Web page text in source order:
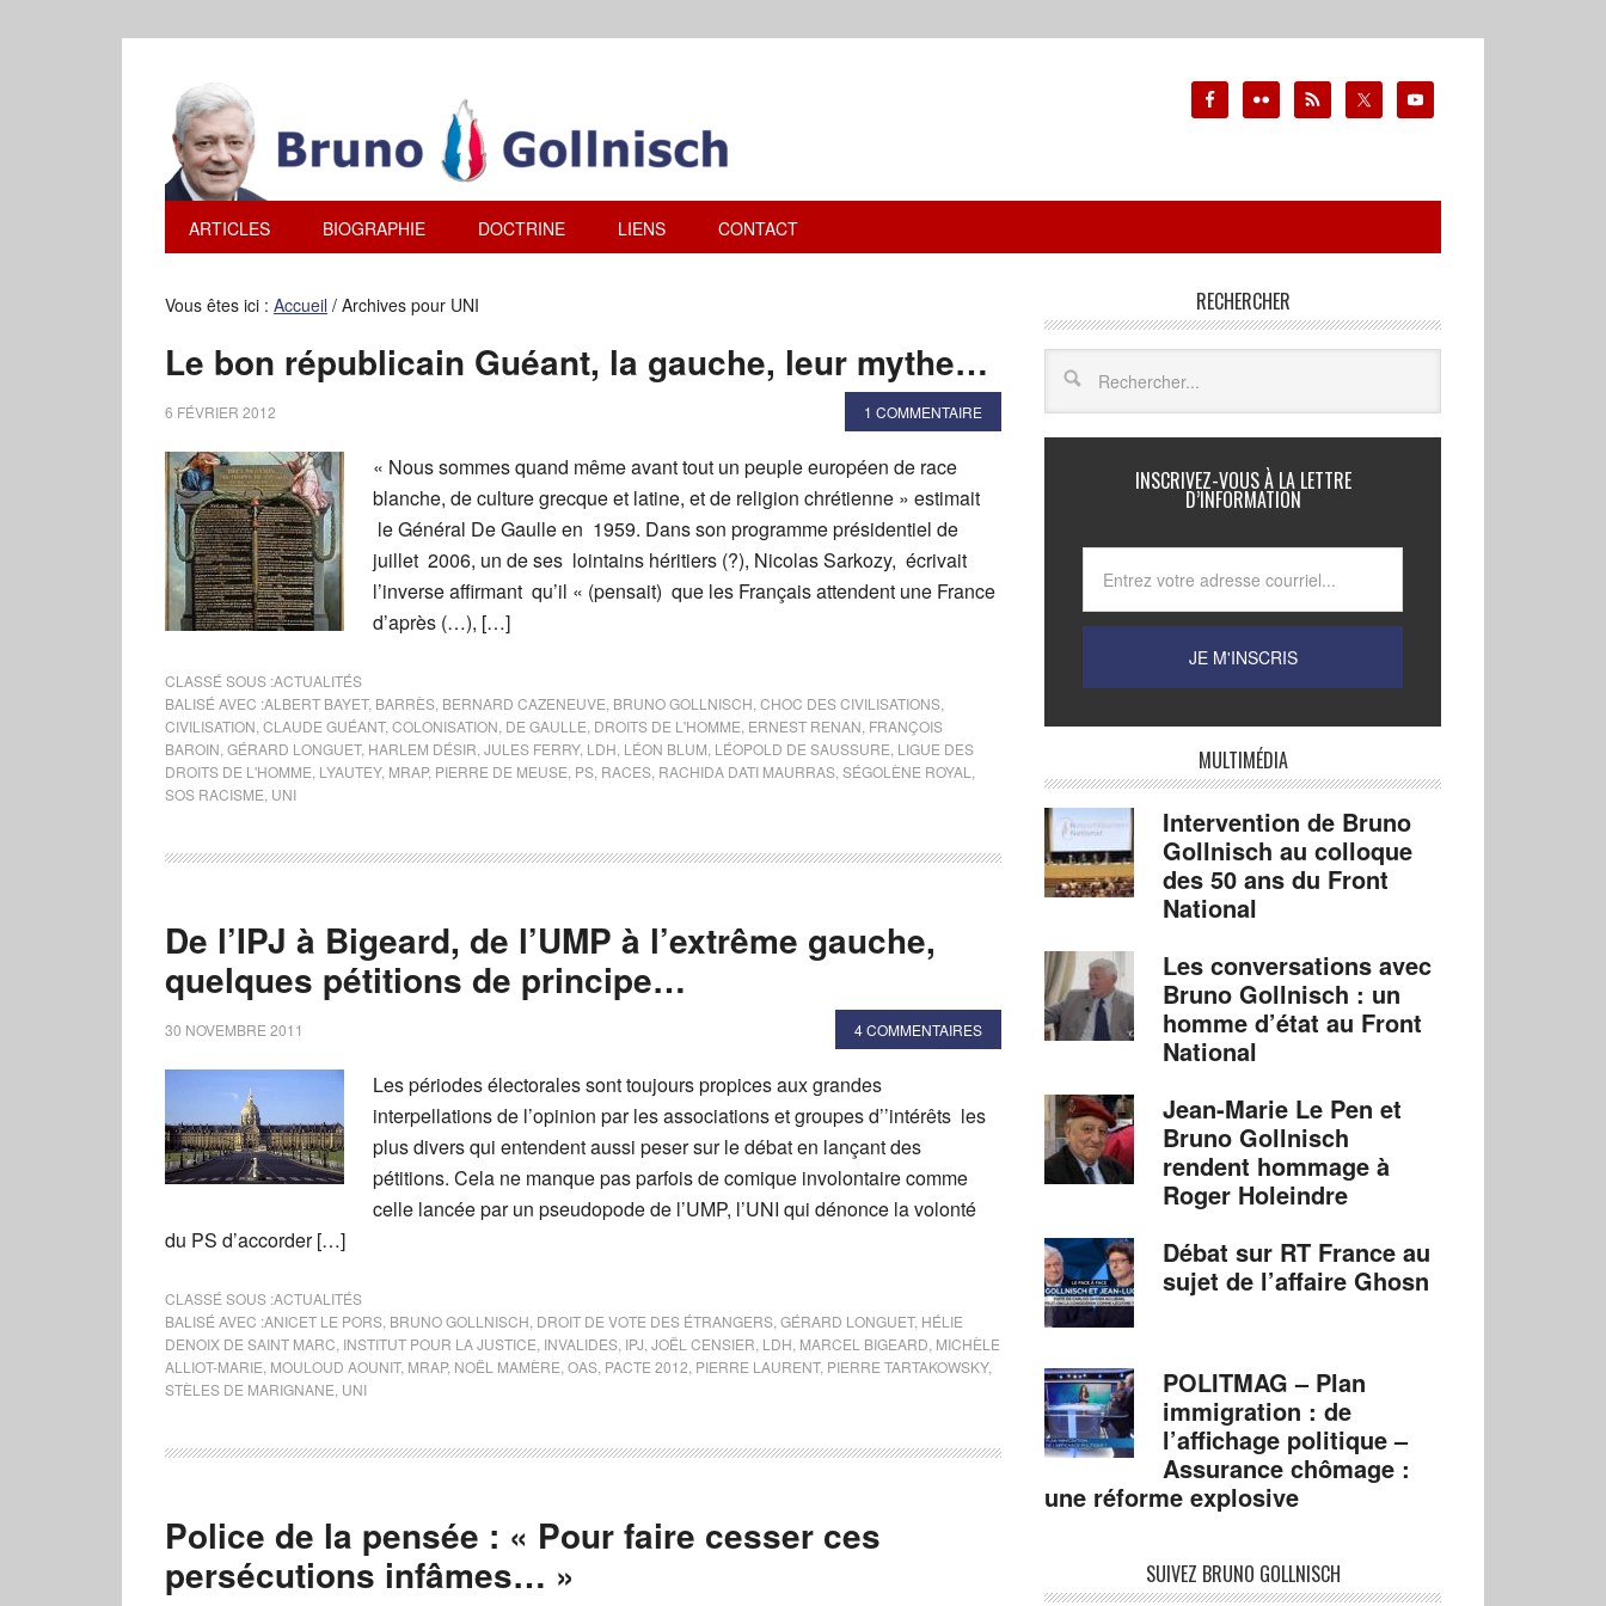
ARTICLES BIOGRAPHIE DOCTRINE LIENS CONTACT
Vous êtes ici : Accueil / Archives pour UNI
Le bon républicain Guéant, la gauche, leur mythe…
6 FÉVRIER 2012 1 COMMENTAIRE
« Nous sommes quand même avant tout un peuple européen de race
blanche, de culture grecque et latine, et de religion chrétienne » estimait
le Général De Gaulle en 1959. Dans son programme présidentiel de
juillet 2006, un de ses lointains héritiers (?), Nicolas Sarkozy, écrivait
l’inverse affirmant qu’il « (pensait) que les Français attendent une France
d’après (…), […]
CLASSÉ SOUS :ACTUALITÉS
BALISÉ AVEC :ALBERT BAYET, BARRÈS BERNARD CAZENEUVE BRUNO GOLLNISCH CHOC DES CIVILISATIONS
CIVILISATION CLAUDE GUÉANT, COLONISATION DE GAULLE DROITS DE L'HOMME ERNEST RENAN FRANÇOIS
BAROIN GÉRARD LONGUET, HARLEM DÉSIR JULES FERRY, LDH LÉON BLUM LÉOPOLD DE SAUSSURE LIGUE DES
DROITS DE L'HOMME LYAUTEY, MRAP, PIERRE DE MEUSE PS RACES RACHIDA DATI MAURRAS SÉGOLÈNE ROYAL
SOS RACISME UNI
De l’IPJ à Bigeard, de l’UMP à l’extrême gauche,
quelques pétitions de principe…
30 NOVEMBRE 2011 4 COMMENTAIRES
Les périodes électorales sont toujours propices aux grandes
interpellations de l’opinion par les associations et groupes d’’intérêts les
plus divers qui entendent aussi peser sur le débat en lançant des
pétitions. Cela ne manque pas parfois de comique involontaire comme
celle lancée par un pseudopode de l’UMP, l’UNI qui dénonce la volonté
du PS d’accorder […]
CLASSÉ SOUS :ACTUALITÉS
BALISÉ AVEC :ANICET LE PORS BRUNO GOLLNISCH DROIT DE VOTE DES ÉTRANGERS GÉRARD LONGUET, HÉLIE
DENOIX DE SAINT MARC INSTITUT POUR LA JUSTICE INVALIDES IPJ JOËL CENSIER LDH MARCEL BIGEARD MICHÈLE
ALLIOT-MARIE MOULOUD AOUNIT, MRAP, NOËL MAMÈRE OAS PACTE 2012 PIERRE LAURENT, PIERRE TARTAKOWSKY,
STÈLES DE MARIGNANE UNI
Police de la pensée : « Pour faire cesser ces
persécutions infâmes… »
RECHERCHER
INSCRIVEZ-VOUS À LA LETTRE
D’INFORMATION
MULTIMÉDIA
Intervention de Bruno
Gollnisch au colloque
des 50 ans du Front
National
Les conversations avec
Bruno Gollnisch : un
homme d’état au Front
National
Jean-Marie Le Pen et
Bruno Gollnisch
rendent hommage à
Roger Holeindre
Débat sur RT France au
sujet de l’affaire Ghosn
POLITMAG – Plan
immigration : de
l’affichage politique –
Assurance chômage :
une réforme explosive
SUIVEZ BRUNO GOLLNISCH